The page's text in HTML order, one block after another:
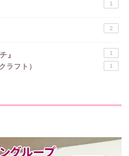
1
2
』 1
ラフト） 1